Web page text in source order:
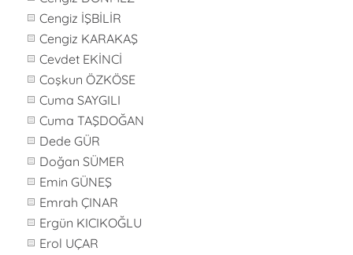
Cengiz İŞBİLİR
Cengiz KARAKAŞ
Cevdet EKİNCİ
Coşkun ÖZKÖSE
Cuma SAYGILI
Cuma TAŞDOĞAN
Dede GÜR
Doğan SÜMER
Emin GÜNEŞ
Emrah ÇINAR
Ergün KICIKOĞLU
Erol UÇAR